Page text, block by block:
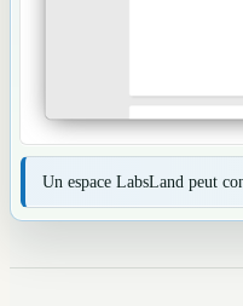
Un espace LabsLand peut